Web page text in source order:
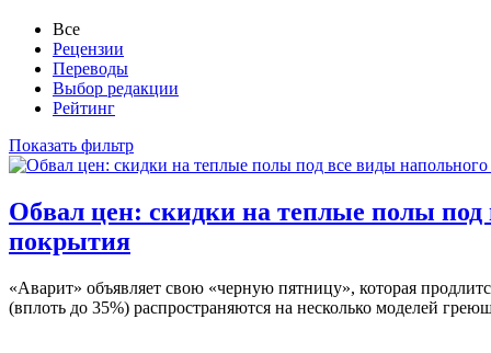
Все
Рецензии
Переводы
Выбор редакции
Рейтинг
Показать фильтр
Обвал цен: скидки на теплые полы под
покрытия
«Аварит» объявляет свою «черную пятницу», которая
(вплоть до 35%) распространяются на несколько моделей